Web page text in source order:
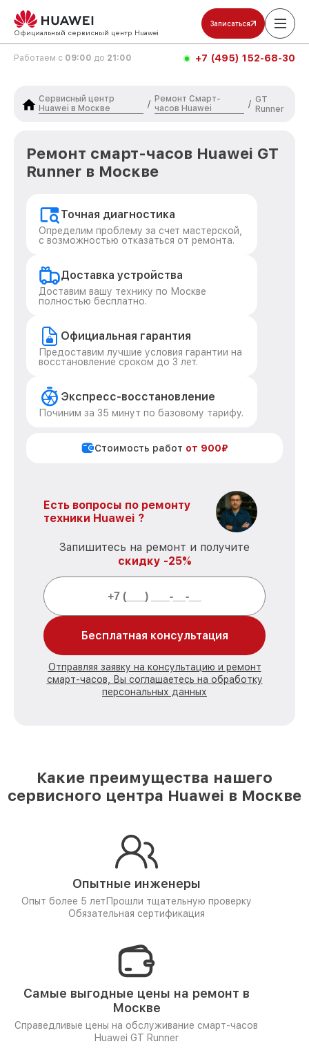
Официальный сервисный центр Huawei
Записаться
Работаем с 09:00 до 21:00 +7 (495) 152-68-30
Сервисный центр
Huawei в Москве
/
Ремонт Смарт-
часов Huawei
/ GT
Runner
Ремонт смарт-часов Huawei GT
Runner в Москве
Точная диагностика
Определим проблему за счет мастерской,
с возможностью отказаться от ремонта.
Доставка устройства
Доставим вашу технику по Москве
полностью бесплатно.
Официальная гарантия
Предоставим лучшие условия гарантии на
восстановление сроком до 3 лет.
Экспресс-восстановление
Починим за 35 минут по базовому тарифу.
Стоимость работ от 900₽
Есть вопросы по ремонту
техники Huawei ?
Запишитесь на ремонт и получите
скидку -25%
Бесплатная консультация
Отправляя заявку на консультацию и ремонт
смарт-часов, Вы соглашаетесь на обработку
персональных данных
Какие преимущества нашего
сервисного центра Huawei в Москве
Опытные инженеры
Опыт более 5 лет Прошли тщательную проверку
Обязательная сертификация
Самые выгодные цены на ремонт в
Москве
Справедливые цены на обслуживание смарт-часов
Huawei GT Runner